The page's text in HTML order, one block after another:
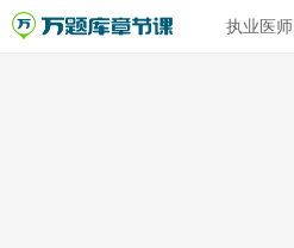
执业医师